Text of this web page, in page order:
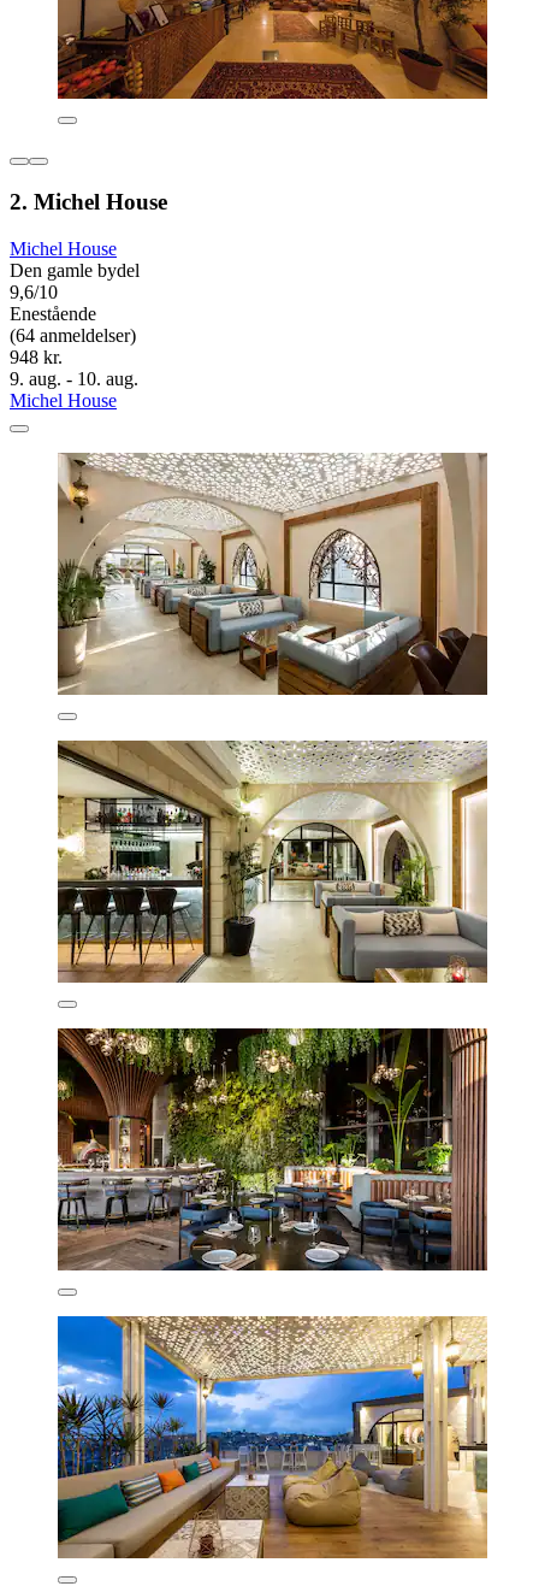
2. Michel House
Michel House
Den gamle bydel
9,6/10
Enestående
(64 anmeldelser)
948 kr.
9. aug. - 10. aug.
Michel House